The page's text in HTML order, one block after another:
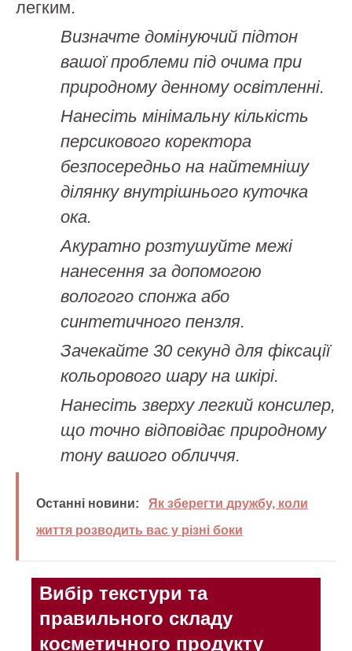
легким.
Визначте домінуючий підтон
вашої проблеми під очима при
природному денному освітленні.
Нанесіть мінімальну кількість
персикового коректора
безпосередньо на найтемнішу
ділянку внутрішнього куточка
ока.
Акуратно розтушуйте межі
нанесення за допомогою
вологого спонжа або
синтетичного пензля.
Зачекайте 30 секунд для фіксації
кольорового шару на шкірі.
Нанесіть зверху легкий консилер,
що точно відповідає природному
тону вашого обличчя.
Останні новини:
Як зберегти дружбу, коли
життя розводить вас у різні боки
Вибір текстури та
правильного складу
косметичного продукту